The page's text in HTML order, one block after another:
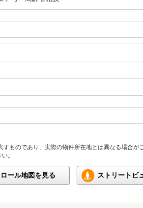
ものであり、実際の物件所在地とは異なる場合が
。
ール地図を見る ストリートビ